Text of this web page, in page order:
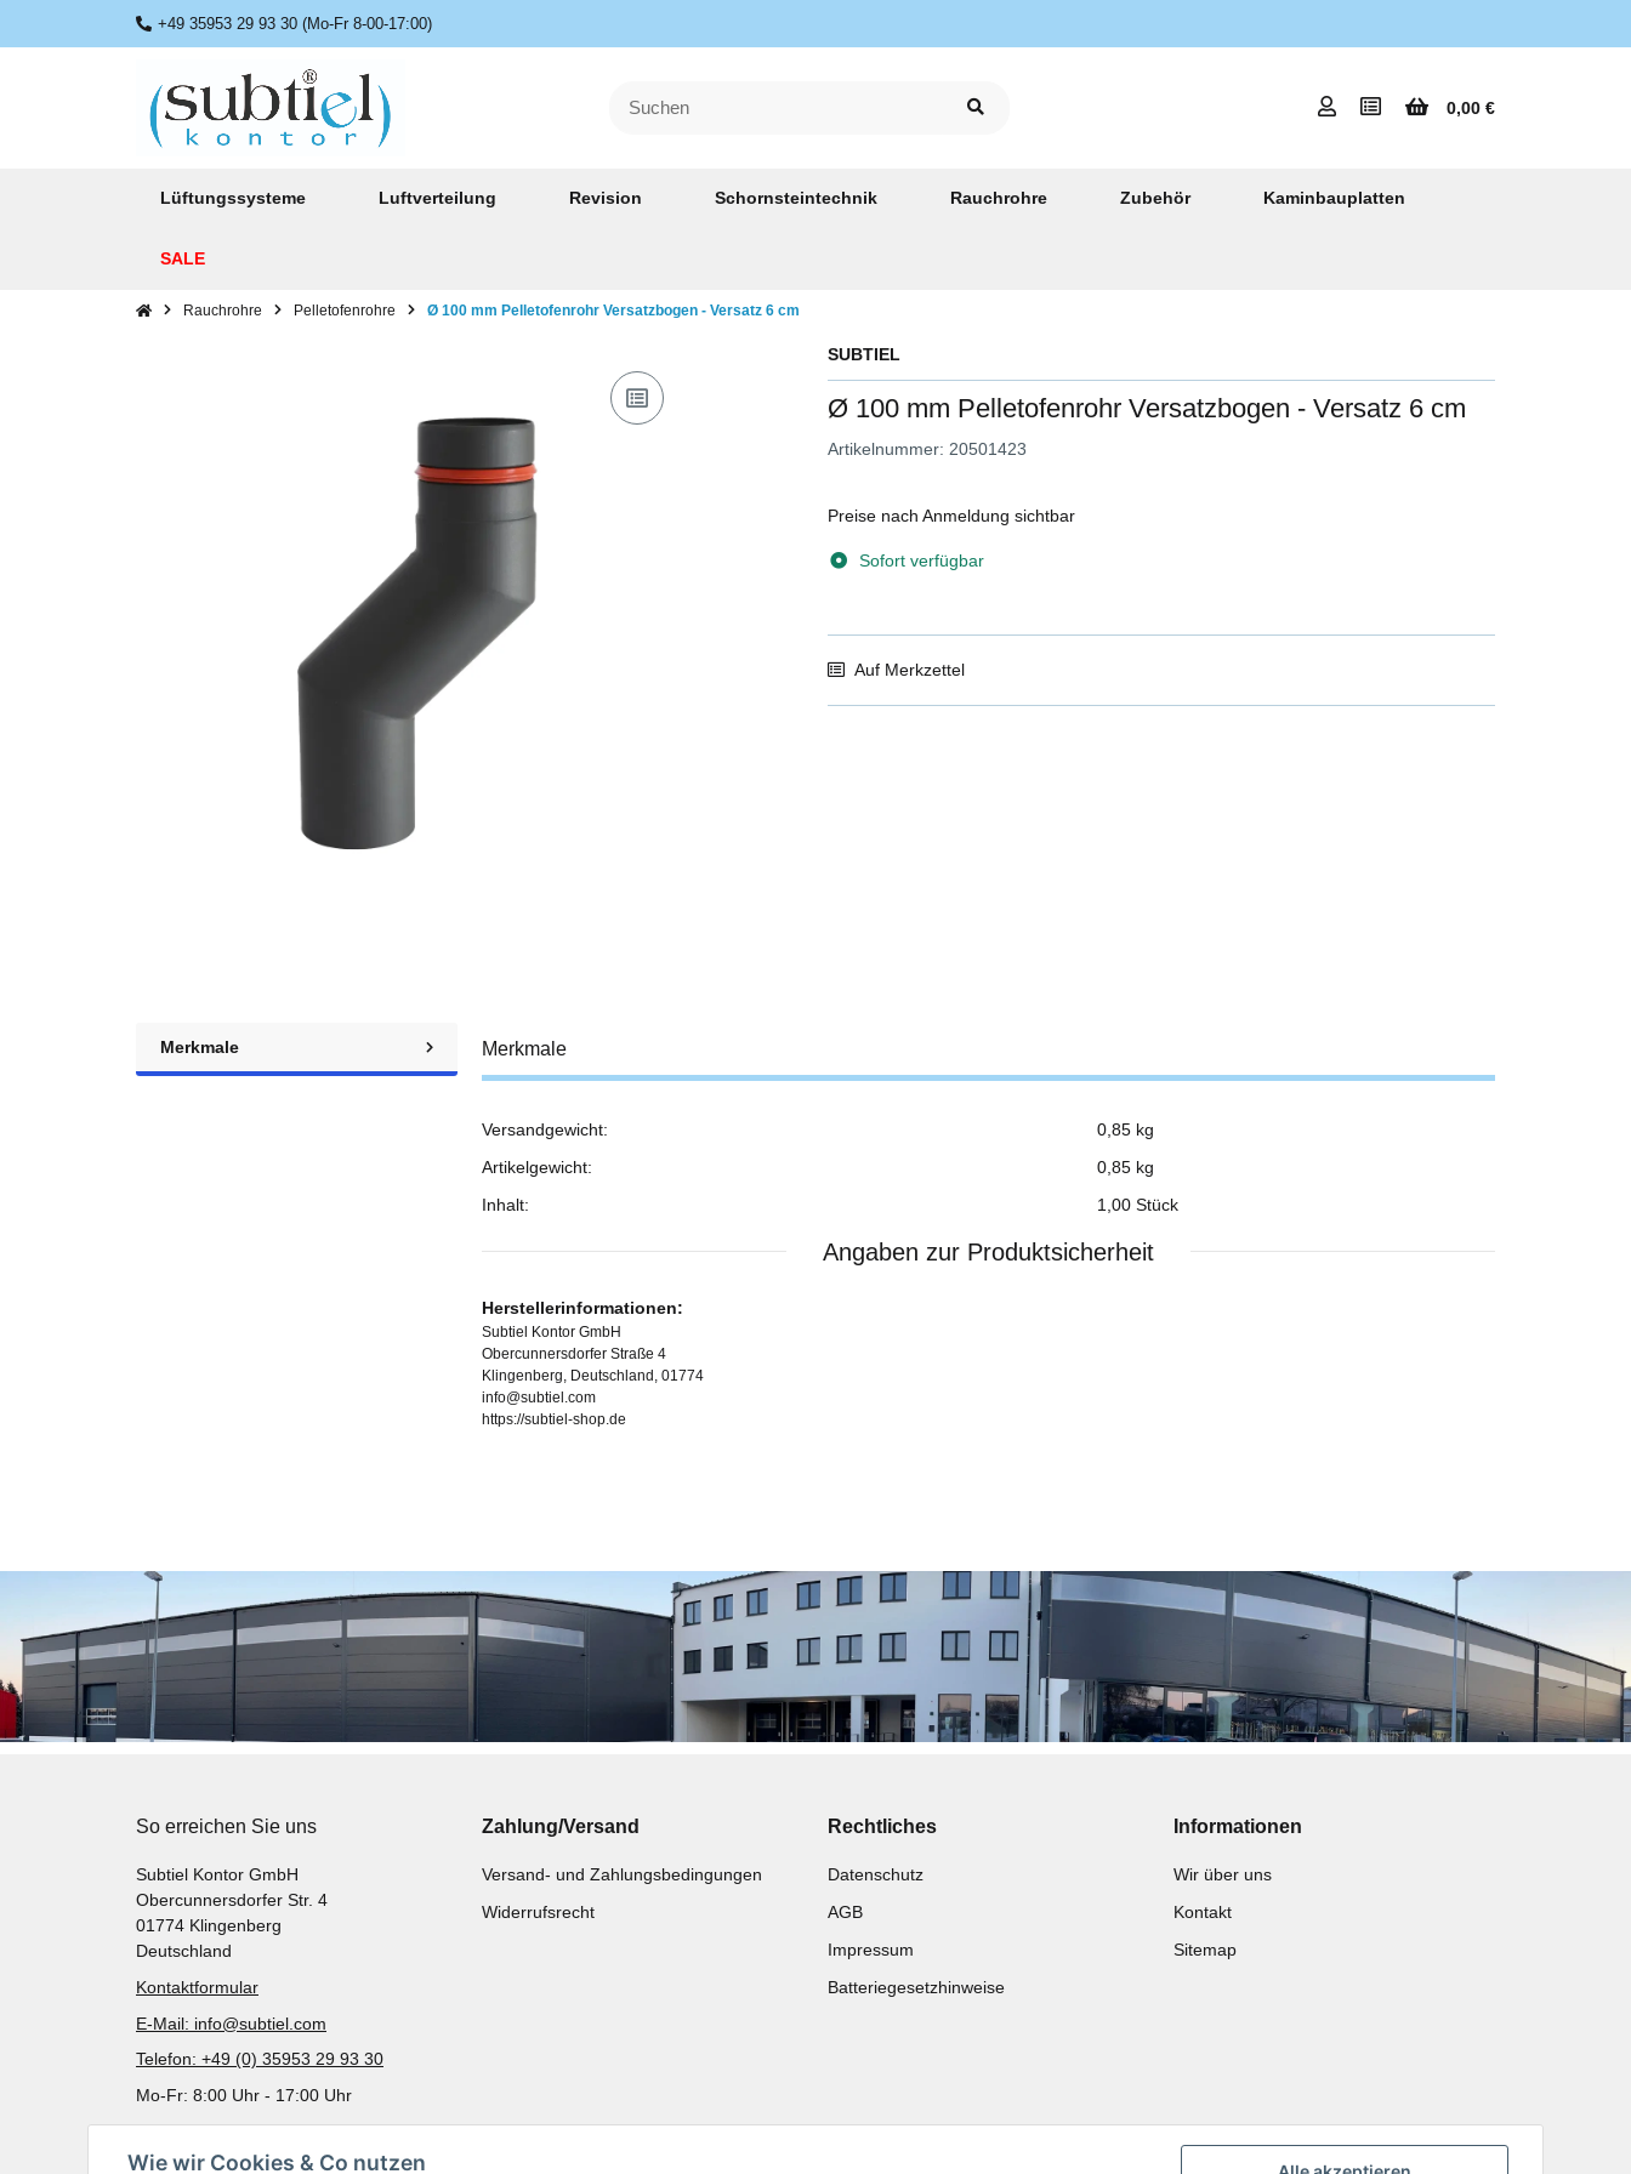
Wie wir Cookies & Co nutzen
+49 35953 29 93 30 (Mo-Fr 8-00-17:00)
0,00 €
Lüftungssysteme Luftverteilung Revision Schornsteintechnik Rauchrohre Zubehör Kaminbauplatten
SALE
Rauchrohre Pelletofenrohre Ø 100 mm Pelletofenrohr Versatzbogen - Versatz 6 cm
SUBTIEL
Ø 100 mm Pelletofenrohr Versatzbogen - Versatz 6 cm
Artikelnummer: 20501423
Preise nach Anmeldung sichtbar
Sofort verfügbar
Auf Merkzettel
Merkmale Merkmale
Produkteigenschaft
Wert
Versandgewicht:
0,85 kg
Artikelgewicht:
0,85 kg
Inhalt:
1,00 Stück
Angaben zur Produktsicherheit
Herstellerinformationen:
Subtiel Kontor GmbH
Obercunnersdorfer Straße 4
Klingenberg, Deutschland, 01774
info@subtiel.com
https://subtiel-shop.de
So erreichen Sie uns
Subtiel Kontor GmbH
Obercunnersdorfer Str. 4
01774 Klingenberg
Deutschland
Kontaktformular
E-Mail: info@subtiel.com
Telefon: +49 (0) 35953 29 93 30
Mo-Fr: 8:00 Uhr - 17:00 Uhr
Zahlung/Versand
Versand- und Zahlungsbedingungen
Widerrufsrecht
Rechtliches
Datenschutz
AGB
Impressum
Batteriegesetzhinweise
Informationen
Wir über uns
Kontakt
Sitemap